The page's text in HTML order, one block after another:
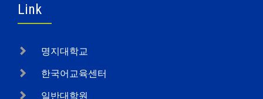
Link
명지대학교
한국어교육센터
일반대학원